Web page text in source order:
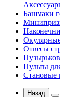
Башмаки
Отвесы
Пульты
Становые
Назад